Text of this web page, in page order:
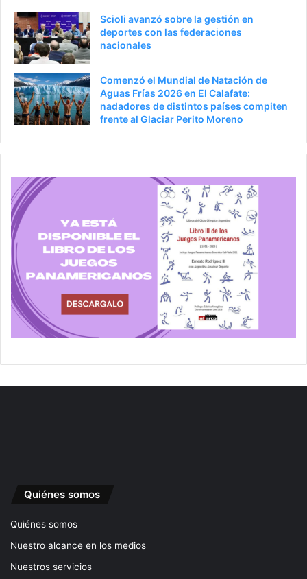
Scioli avanzó sobre la gestión en
deportes con las federaciones
nacionales
Comenzó el Mundial de Natación de
Aguas Frías 2026 en El Calafate:
nadadores de distintos países compiten
frente al Glaciar Perito Moreno
Quiénes somos
Quiénes somos
Nuestro alcance en los medios
Nuestros servicios